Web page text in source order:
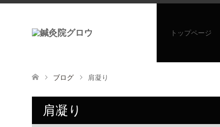
トップページ
ブログ 肩凝り
肩凝り